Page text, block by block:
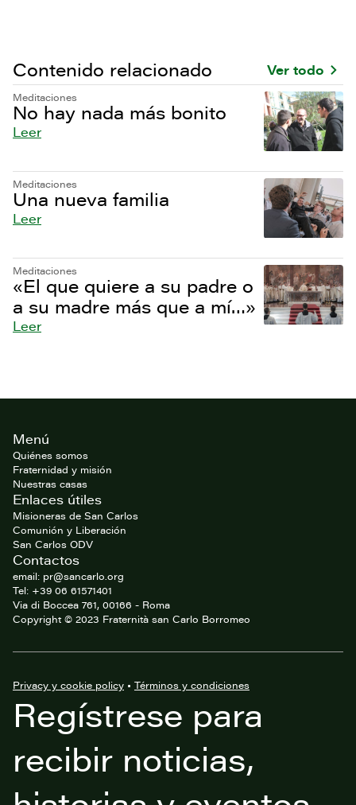
Contenido relacionado Ver todo
Meditaciones
No hay nada más bonito
Leer
Meditaciones
Una nueva familia
Leer
Meditaciones
«El que quiere a su padre o
a su madre más que a mí…»
Leer
Footer
website
Menú
Quiénes somos
Fraternidad y misión
Nuestras casas
Enlaces útiles
Misioneras de San Carlos
Comunión y Liberación
San Carlos ODV
Contactos
email: pr@sancarlo.org
Tel: +39 06 61571401
Via di Boccea 761, 00166 - Roma
Copyright © 2023 Fraternità san Carlo Borromeo
Privacy y cookie policy • Términos y condiciones
Regístrese para
recibir noticias,